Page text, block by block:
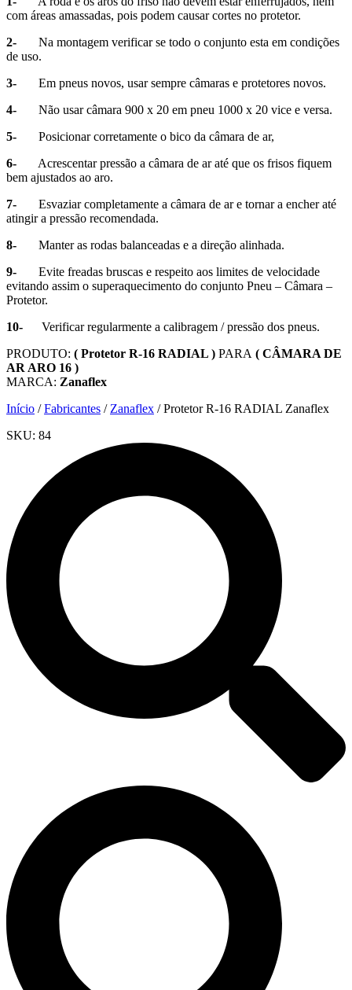
com áreas amassadas, pois podem causar cortes no protetor.
2- Na montagem verificar se todo o conjunto esta em condições
de uso.
3- Em pneus novos, usar sempre câmaras e protetores novos.
4- Não usar câmara 900 x 20 em pneu 1000 x 20 vice e versa.
5- Posicionar corretamente o bico da câmara de ar,
6- Acrescentar pressão a câmara de ar até que os frisos fiquem
bem ajustados ao aro.
7- Esvaziar completamente a câmara de ar e tornar a encher até
atingir a pressão recomendada.
8- Manter as rodas balanceadas e a direção alinhada.
9- Evite freadas bruscas e respeito aos limites de velocidade
evitando assim o superaquecimento do conjunto Pneu – Câmara –
Protetor.
10- Verificar regularmente a calibragem / pressão dos pneus.
PRODUTO: ( Protetor R-16 RADIAL ) PARA ( CÂMARA DE
AR ARO 16 )
MARCA: Zanaflex
Início /Fabricantes / Zanaflex / Protetor R-16 RADIAL Zanaflex
SKU: 84